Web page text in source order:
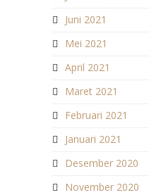
Juni 2021
Mei 2021
April 2021
Maret 2021
Februari 2021
Januari 2021
Desember 2020
November 2020